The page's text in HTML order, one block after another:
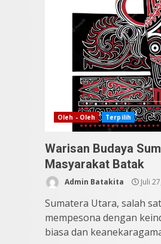
Oleh - Oleh Terpilih
Warisan Budaya
Masyarakat Batak
Admin Batakita Juli
Sumatera Utara, salah
mempesona dengan
biasa dan